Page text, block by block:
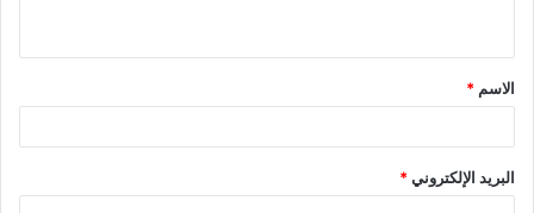
ق
*
الاسم *
البريد الإلكتروني*